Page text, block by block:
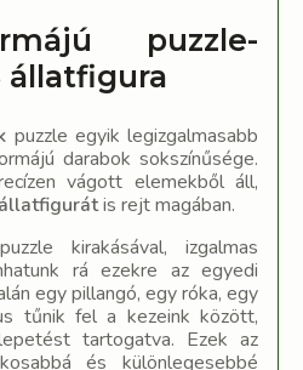
puzzle-
állatfigura
puzzle egyik legizgalmasabb
darabok sokszínűsége.
vágott elemekből áll,
is rejt magában.
kirakásával, izgalmas
rá ezekre az egyedi
egy pillangó, egy róka, egy
tűnik fel a kezeink között,
tartogatva. Ezek az
és különlegesebbé